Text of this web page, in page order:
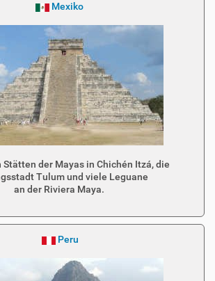
Mexiko
Stätten der Mayas in Chichén Itzá, die
Tulum und viele Leguane
an der Riviera Maya.
Peru